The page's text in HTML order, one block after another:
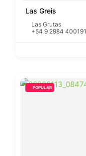
Las Greis
Las Grutas
+54 9 2984 400191
POPULAR